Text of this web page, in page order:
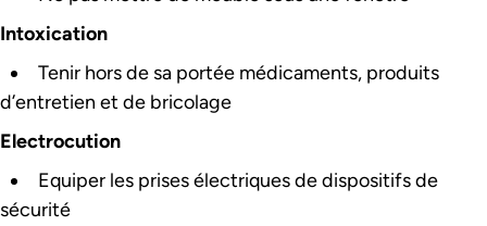
Intoxication
Tenir hors de sa portée médicaments, produits
d’entretien et de bricolage
Electrocution
Equiper les prises électriques de dispositifs de
sécurité